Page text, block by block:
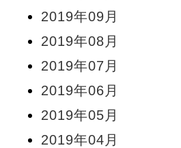
2019年09月
2019年08月
2019年07月
2019年06月
2019年05月
2019年04月